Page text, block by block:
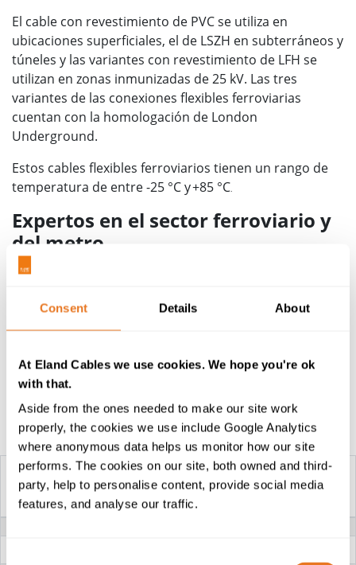
Consent Details About
At Eland Cables we use cookies. We hope you're ok
with that.
Aside from the ones needed to make our site work
properly, the cookies we use include Google Analytics
where anonymous data helps us monitor how our site
performs. The cookies on our site, both owned and third-
party, help to personalise content, provide social media
features, and analyse our traffic.
El cable con revestimiento de PVC se utiliza en
ubicaciones superficiales, el de LSZH en subterráneos y
túneles y las variantes con revestimiento de LFH se
utilizan en zonas inmunizadas de 25 kV. Las tres
variantes de las conexiones flexibles ferroviarias
cuentan con la homologación de London
Underground.
Estos cables flexibles ferroviarios tienen un rango de
temperatura de entre -25 °C y+85 °C.
Expertos en el sector ferroviario y
del metro
Si desea recibir más información sobre las soluciones
incluyendo nuestros
cables de material rodante
ferroviario de LUL, póngase en contacto con nuestros
ferrocarril y metroen nuestro sitio web.
Tabla de construcción